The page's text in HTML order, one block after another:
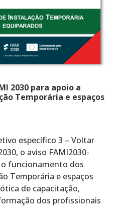
2030 para apoio a
Temporária e espaços
específico 3 – Voltar
o aviso FAMI2030-
funcionamento dos
Temporária e espaços
de capacitação,
dos profissionais